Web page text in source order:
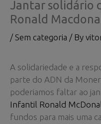
Jantar solidário
Ronald
/Sem categoria / By
A solidariedade e a
parte do ADN da
poderiamos faltar ao
Infantil Ronald
fundos para mais uma